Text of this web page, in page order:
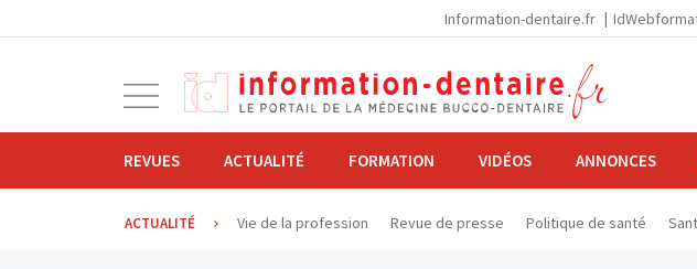
Information-dentaire.fr
navigation
REVUES ACTUALITÉ FORMATION VIDÉOS ANNONCES
ACTUALITÉ Vie de la profession Revue de presse Politique de santé